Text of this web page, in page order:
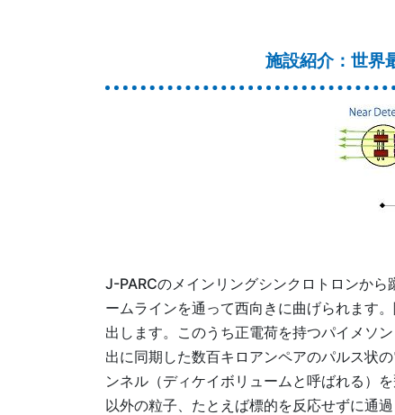
施設紹介：世界
J-PARCのメインリングシンクロトロンか
ームラインを通って西向きに曲げられます
出します。このうち正電荷を持つパイメソ
出に同期した数百キロアンペアのパルス状
ンネル（ディケイボリュームと呼ばれる）
以外の粒子、たとえば標的を反応せずに通